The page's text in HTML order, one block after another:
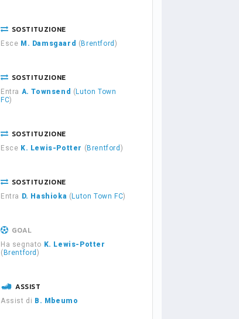
SOSTITUZIONE
Esce M. Damsgaard ( Brentford )
SOSTITUZIONE
Entra A. Townsend ( Luton Town
FC)
SOSTITUZIONE
Esce K. Lewis-Potter ( Brentford )
SOSTITUZIONE
Entra D. Hashioka ( Luton Town FC)
GOAL
Ha segnato K. Lewis-Potter
( Brentford)
ASSIST
Assist di B. Mbeumo